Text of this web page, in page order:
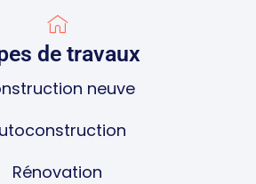
de travaux
neuve
Rénovation